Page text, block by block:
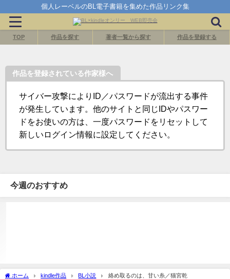
個人レーベルのBL電子書籍を集めた作品リンク集
TOP 作品を探す 著者一覧から探す 作品を登録する
作品を登録されている作家様へ
サイバー攻撃によりID／パスワードが流出する事件
が発生しています。他のサイトと同じIDやパスワー
ドをお使いの方は、一度パスワードをリセットして
新しいログイン情報に設定してください。
今週のおすすめ
ホーム kindle作品 BL小説 絡め取るのは、甘い糸／猫宮乾